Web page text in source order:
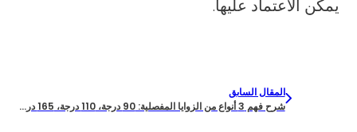
يمكن الاعتماد عليها.
المقال السابق
شرح فهم 3 أنواع من الزوايا المفصلية: 90 درجة، 110 درجة، 165 درجة